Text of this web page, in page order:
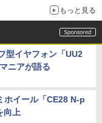
もっと見る
型イヤフォン「UU2
ニアが語る
ホイール「CE28 N-p
向上